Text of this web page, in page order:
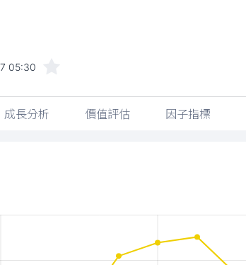
05:30
成長分析 價值評估 因子指標